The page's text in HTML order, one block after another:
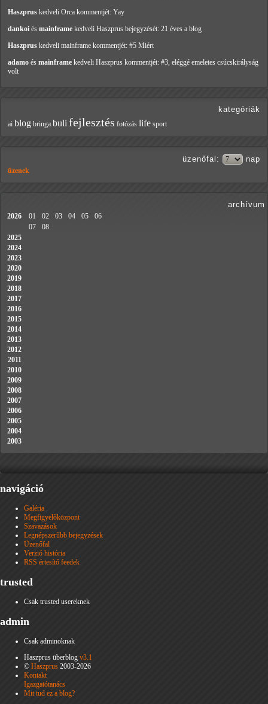
Haszprus kedveli Orca kommentjét: Yay
dankoi és mainframe kedveli Haszprus bejegyzését: 21 éves a blog
Haszprus kedveli mainframe kommentjét: #5 Miért
adamo és mainframe kedveli Haszprus kommentjét: #3, eléggé emeletes csúcskirályság
volt
kategóriák
ai blog bringa buli fejlesztés fotózás life sport
üzenőfal : nap
üzenek
archívum
2026 01 02 03 04 05
06
07
08
2025
2024
2023
2020
2019
2018
2017
2016
2015
2014
2013
2012
2011
2010
2009
2008
2007
2006
2005
2004
2003
navigáció
Galéria
Megfigyelőközpont
Szavazások
Legnépszerűbb bejegyzések
Üzenőfal
Verzió história
RSS értesítő feedek
trusted
Csak trusted usereknek
admin
Csak adminoknak
Haszprus überblog v3.1
© Haszprus 2003-2026
Kontakt
Igazgatótanács
Mit tud ez a blog?